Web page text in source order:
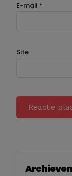
E-mail *
Site
Archieven